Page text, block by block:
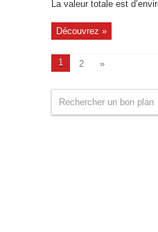
La valeur totale est
Découvrez »
1 2 »